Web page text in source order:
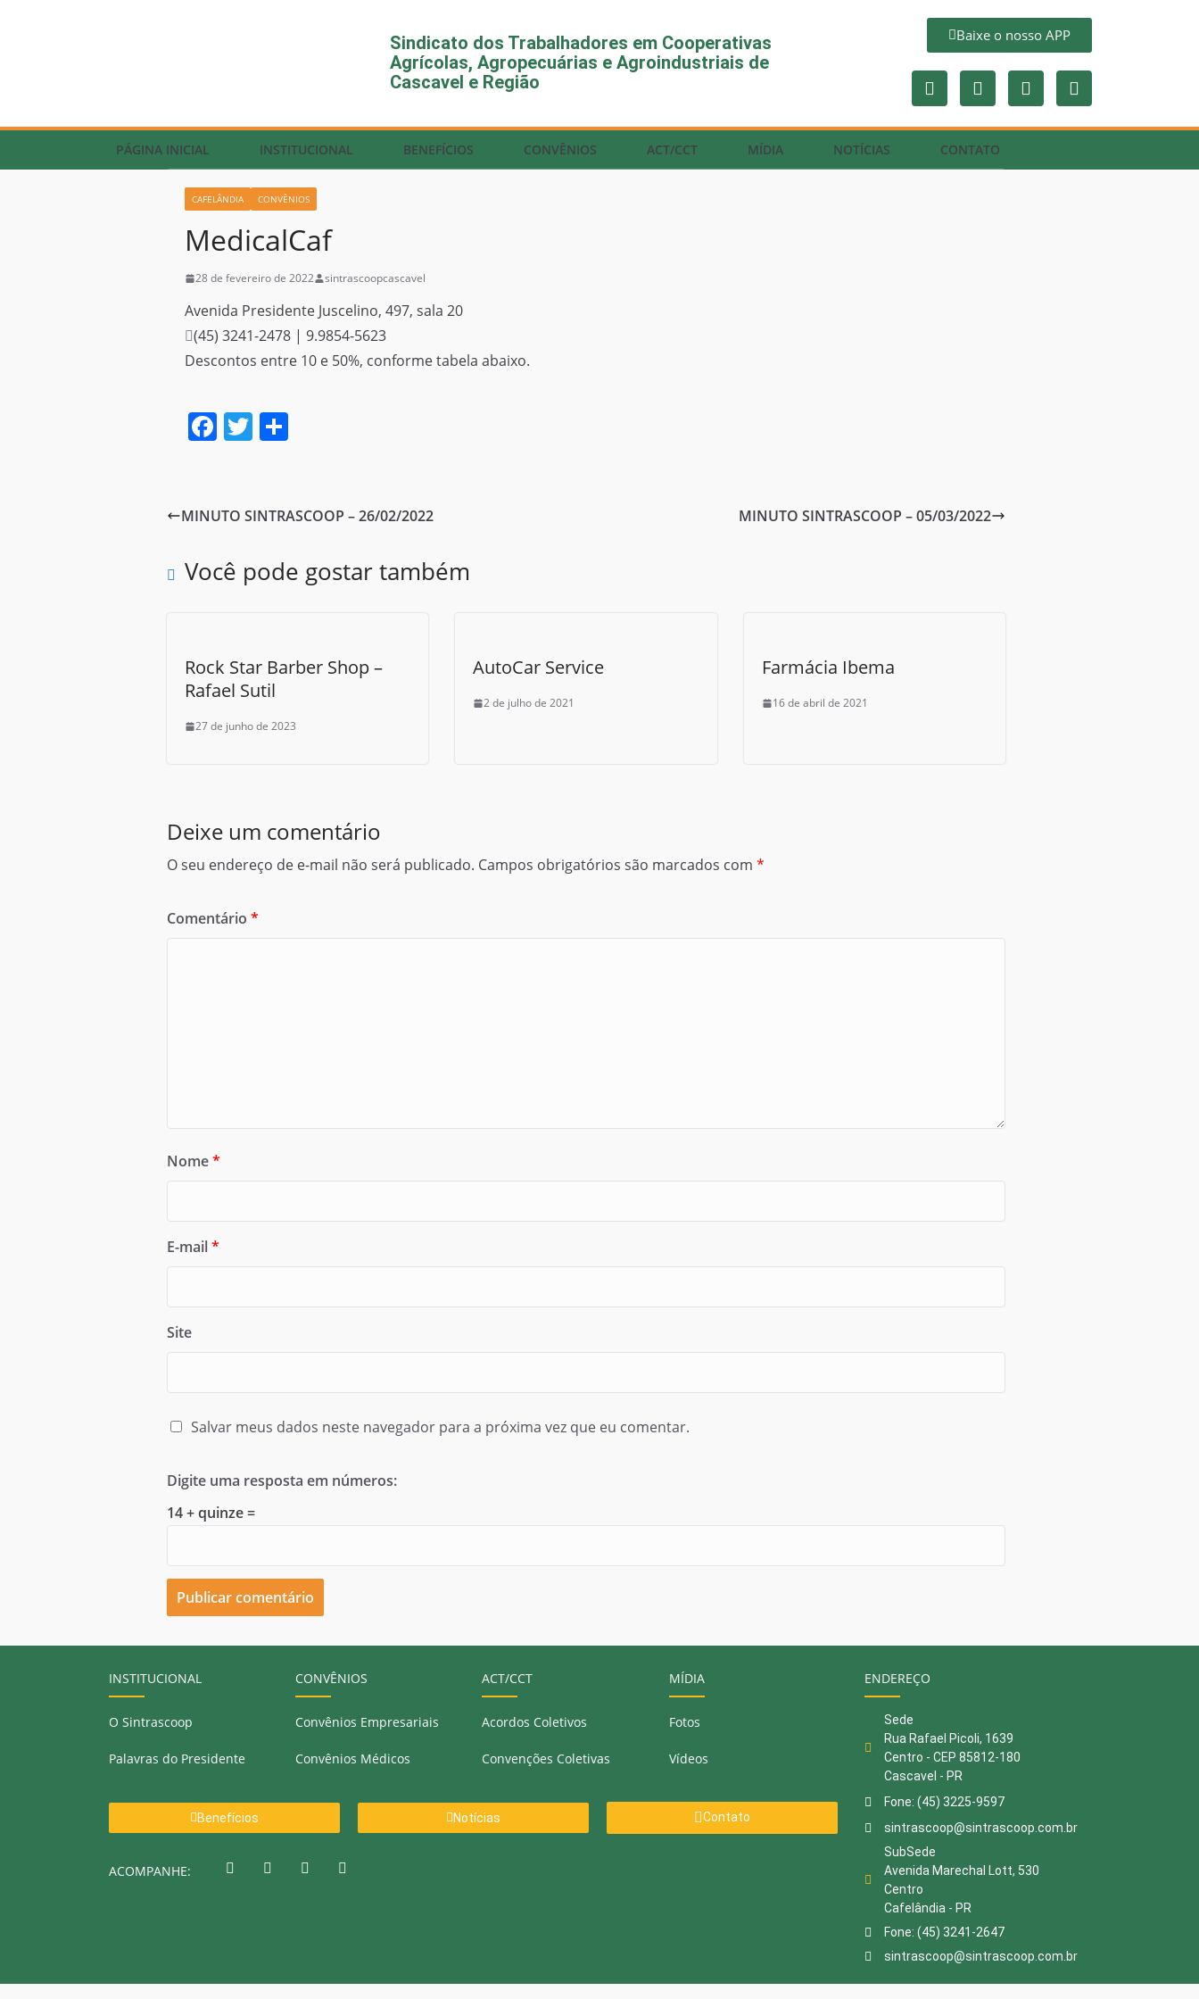
Sindicato dos Trabalhadores em Cooperativas
Agrícolas, Agropecuárias e Agroindustriais de
Cascavel e Região
Baixe o nosso APP
PÁGINA INICIAL INSTITUCIONAL BENEFÍCIOS CONVÊNIOS ACT/CCT MÍDIA NOTÍCIAS CONTATO
CAFELÂNDIA CONVÊNIOS
MedicalCaf
28 de fevereiro de 2022 sintrascoopcascavel
Avenida Presidente Juscelino, 497, sala 20
(45) 3241-2478 | 9.9854-5623
Descontos entre 10 e 50%, conforme tabela abaixo.
F
e
o
T
er
S
e
MINUTO SINTRASCOOP – 26/02/2022 MINUTO SINTRASCOOP – 05/03/2022
Você pode gostar também
Rock Star Barber Shop –
Rafael Sutil
27 de junho de 2023
AutoCar Service
2 de julho de 2021
Farmácia Ibema
16 de abril de 2021
Deixe um comentário
O seu endereço de e-mail não será publicado. Campos obrigatórios são marcados com *
Comentário *
Nome*
E-mail*
Site
Salvar meus dados neste navegador para a próxima vez que eu comentar.
Digite uma resposta em números:
14 + quinze =
INSTITUCIONAL
O Sintrascoop
Palavras do Presidente
CONVÊNIOS
Convênios Empresariais
Convênios Médicos
ACT/CCT
Acordos Coletivos
Convenções Coletivas
MÍDIA
Fotos
Vídeos
Benefícios Notícias Contato
ACOMPANHE:
ENDEREÇO
Sede
Rua Rafael Picoli, 1639
Centro - CEP 85812-180
Cascavel - PR
Fone: (45) 3225-9597
sintrascoop@sintrascoop.com.br
SubSede
Avenida Marechal Lott, 530
Centro
Cafelândia - PR
Fone: (45) 3241-2647
sintrascoop@sintrascoop.com.br